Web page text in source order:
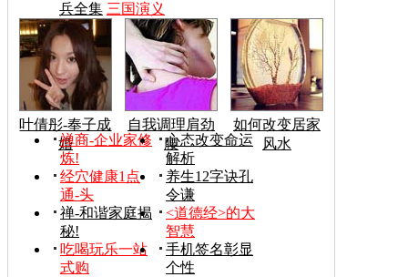
兵全集 三国演义
叶倩彤-奉子成
婚
自我调理肩劲
腰
如何改变居家
风水
禅商-企业家修
炼!
心态改变命运
解析
经穴健康1点
通-头
养生12字诀孔
令谦
禅-和谐家庭揭
秘!
<道德经>的大
智慧
吃喝玩乐一站
式购
手机签名彰显
个性